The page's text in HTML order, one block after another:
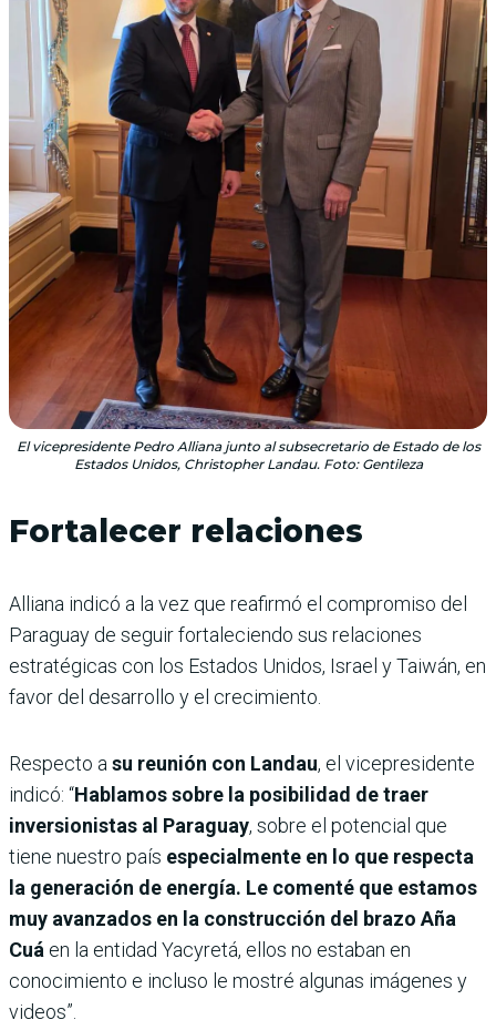
El vicepresidente Pedro Alliana junto al subsecretario de Estado de los
Estados Unidos, Christopher Landau. Foto: Gentileza
Fortalecer relaciones
Alliana indicó a la vez que reafirmó el compromiso del
Paraguay de seguir fortaleciendo sus relaciones
estratégicas con los Estados Unidos, Israel y Taiwán, en
favor del desarrollo y el crecimiento.
Respecto asu reunión con Landau, el vicepresidente
indicó: “Hablamos sobre la posibilidad de traer
inversionistas al Paraguay, sobre el potencial que
tiene nuestro país especialmente en lo que respecta
la generación de energía. Le comenté que estamos
muy avanzados en la construcción del brazo Aña
Cuá en la entidad Yacyretá, ellos no estaban en
conocimiento e incluso le mostré algunas imágenes y
videos”.